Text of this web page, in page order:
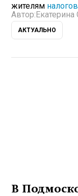
жителям
Автор:
АКТУАЛЬНО
В